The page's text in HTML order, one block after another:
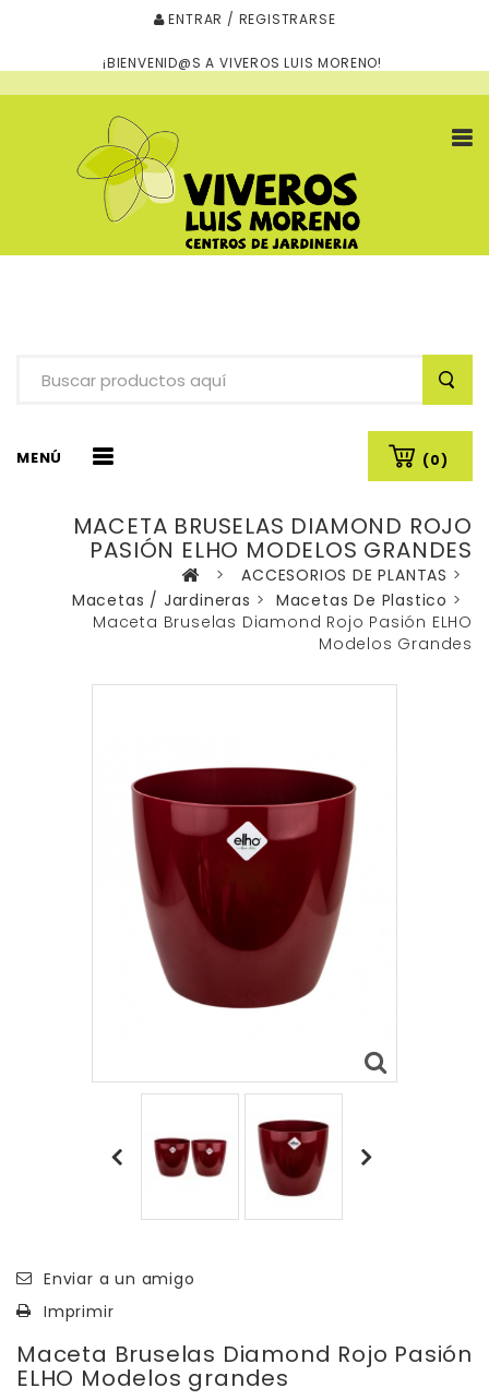
ENTRAR / REGISTRARSE
¡BIENVENID@S A VIVEROS LUIS MORENO!
(0)
MENÚ
MACETA BRUSELAS DIAMOND ROJO
PASIÓN ELHO MODELOS GRANDES
> ACCESORIOS DE PLANTAS >
Macetas / Jardineras > Macetas De Plastico >
Maceta Bruselas Diamond Rojo Pasión ELHO
Modelos Grandes
Enviar a un amigo
Imprimir
Maceta Bruselas Diamond Rojo Pasión
ELHO Modelos grandes